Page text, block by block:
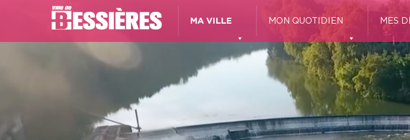
MA VILLE MON QUOTIDIEN MES